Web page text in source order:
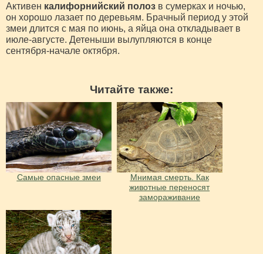
Активен калифорнийский полоз в сумерках и ночью,
он хорошо лазает по деревьям. Брачный период у этой
змеи длится с мая по июнь, а яйца она откладывает в
июле-августе. Детеныши вылупляются в конце
сентября-начале октября.
Читайте также:
Самые опасные змеи
Мнимая смерть. Как
животные переносят
замораживание